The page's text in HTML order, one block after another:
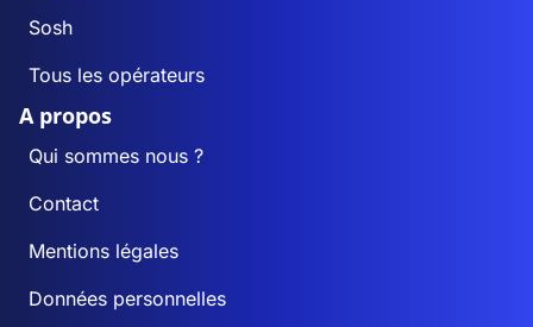
Sosh
Tous les opérateurs
A propos
Qui sommes nous ?
Contact
Mentions légales
Données personnelles